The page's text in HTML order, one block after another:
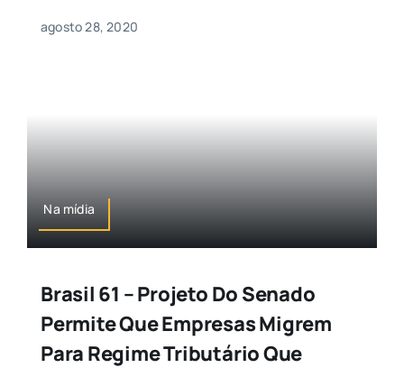
agosto 28, 2020
Na mídia
Brasil 61 – Projeto Do Senado
Permite Que Empresas Migrem
Para Regime Tributário Que